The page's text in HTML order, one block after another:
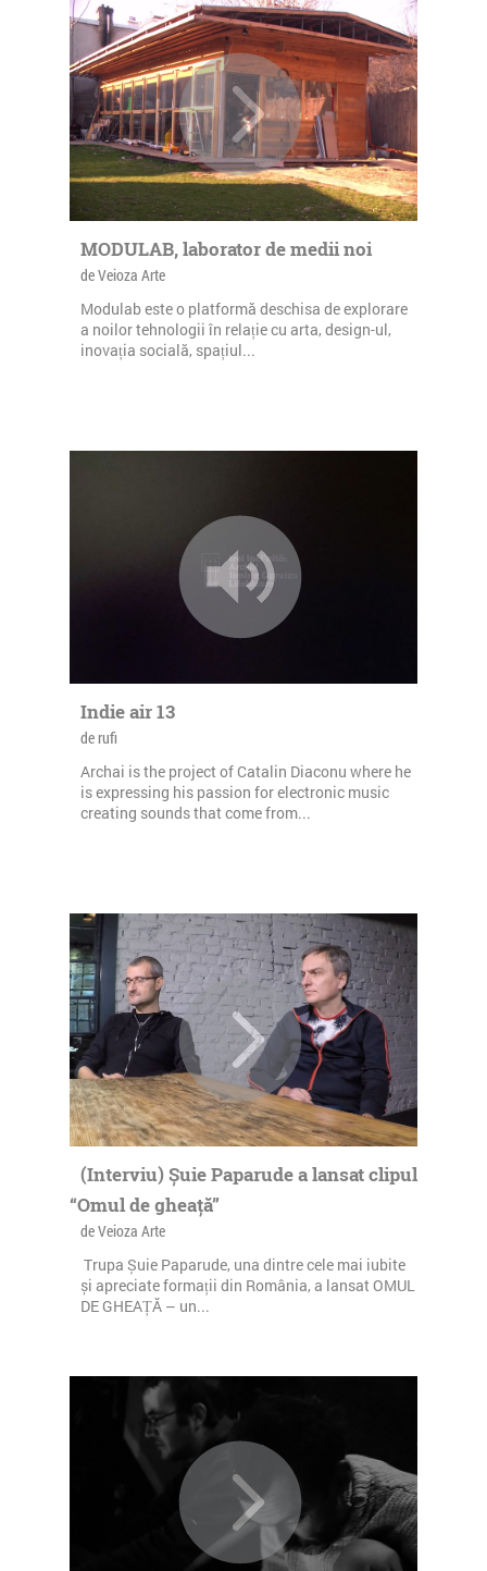
MODULAB, laborator de medii noi
de Veioza Arte
Modulab este o platformă deschisa de explorare
a noilor tehnologii în relație cu arta, design-ul,
inovația socială, spațiul...
Indie air 13
de rufi
Archai is the project of Catalin Diaconu where he
is expressing his passion for electronic music
creating sounds that come from...
(Interviu) Șuie Paparude a lansat clipul
“Omul de gheață”
de Veioza Arte
Trupa Șuie Paparude, una dintre cele mai iubite
și apreciate formații din România, a lansat OMUL
DE GHEAȚĂ – un...